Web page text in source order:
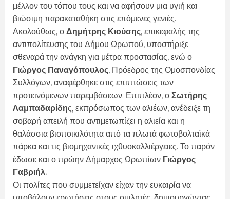
μέλλον του τόπου τους και να αφήσουν μια υγιή και
βιώσιμη παρακαταθήκη στις επόμενες γενιές.
Ακολούθως, ο Δημήτρης Κιούσης, επικεφαλής της
αντιπολίτευσης του Δήμου Ωρωπού, υποστήριξε
σθεναρά την ανάγκη για μέτρα προστασίας, ενώ ο
Γιώργος Παναγόπουλος, Πρόεδρος της Ομοσπονδίας
Συλλόγων, αναφέρθηκε στις επιπτώσεις των
προτεινόμενων παρεμβάσεων. Επιπλέον, ο Σωτήρης
Λαμπαδαρίδης, εκπρόσωπος των αλιέων, ανέδειξε τη
σοβαρή απειλή που αντιμετωπίζει η αλιεία και η
θαλάσσια βιοποικιλότητα από τα πλωτά φωτοβολταϊκά
πάρκα και τις βιομηχανικές ιχθυοκαλλιέργειες. Το παρόν
έδωσε και ο πρώην Δήμαρχος Ωρωπίων Γιώργος
Γαβριήλ.
Οι πολίτες που συμμετείχαν είχαν την ευκαιρία να